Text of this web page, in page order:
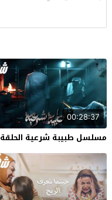
00:28:37
مسلسل طبيبة شرعية الحلقة 19